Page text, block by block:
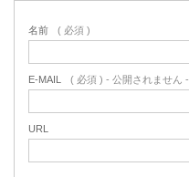
名前 ( 必須 )
E-MAIL ( 必須 ) - 公開されません -
URL